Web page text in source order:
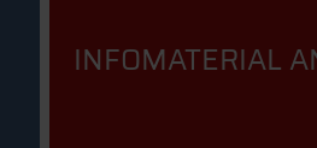
INFOMATERIAL